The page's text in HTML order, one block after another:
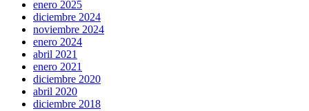
enero 2025
diciembre 2024
noviembre 2024
enero 2024
abril 2021
enero 2021
diciembre 2020
abril 2020
diciembre 2018